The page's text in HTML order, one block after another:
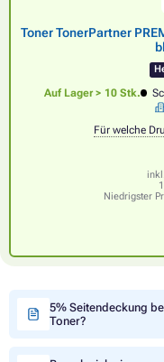
Toner TonerPartner
Auf Lager > 10 Stk.
Für welche
Niedrigster
5% Seitendeckung
Toner?